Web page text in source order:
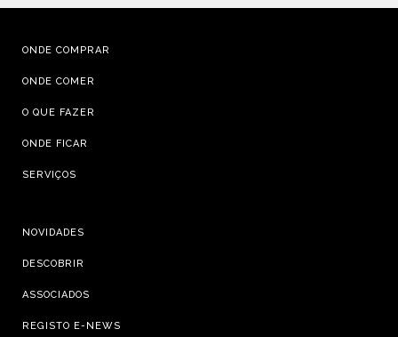
ONDE COMPRAR
ONDE COMER
O QUE FAZER
ONDE FICAR
SERVIÇOS
NOVIDADES
DESCOBRIR
ASSOCIADOS
REGISTO E-NEWS